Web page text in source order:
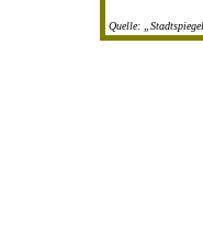
Quelle: